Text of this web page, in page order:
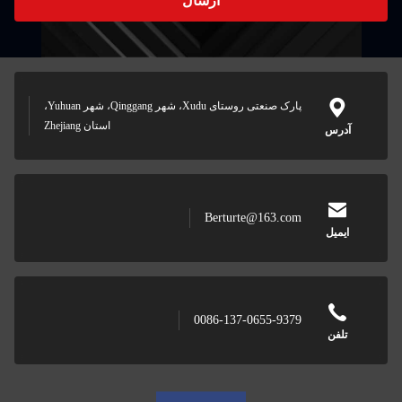
آدرس
پارک صنعتی روستای Xudu، شهر Qinggang، شهر Yuhuan،
استان Zhejiang
ایمیل
Berturte@163.com
تلفن
0086-137-0655-9379